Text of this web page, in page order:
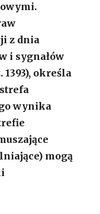
z dnia
i sygnałów
1393), określa
wynika
mogą